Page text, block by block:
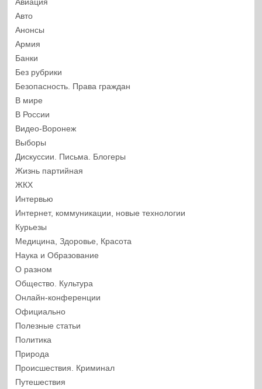
Авиация
Авто
Анонсы
Армия
Банки
Без рубрики
Безопасность. Права граждан
В мире
В России
Видео-Воронеж
Выборы
Дискуссии. Письма. Блогеры
Жизнь партийная
ЖКХ
Интервью
Интернет, коммуникации, новые технологии
Курьезы
Медицина, Здоровье, Красота
Наука и Образование
О разном
Общество. Культура
Онлайн-конференции
Официально
Полезные статьи
Политика
Природа
Происшествия. Криминал
Путешествия